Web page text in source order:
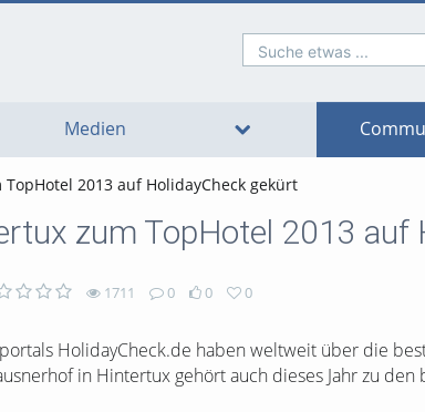
Suche etwas ...
Medien
2013 auf HolidayCheck gekürt
zum TopHotel 2013 auf
1711 0 0 0
HolidayCheck.de haben weltweit über die
in Hintertux gehört auch dieses Jahr zu